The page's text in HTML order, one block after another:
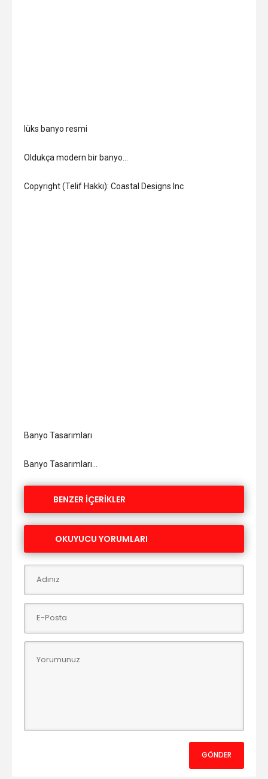
lüks banyo resmi
Oldukça modern bir banyo…
Copyright (Telif Hakkı): Coastal Designs Inc
Banyo Tasarımları
Banyo Tasarımları…
BENZER İÇERİKLER
OKUYUCU YORUMLARI